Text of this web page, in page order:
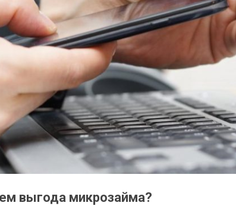
микрозайма?